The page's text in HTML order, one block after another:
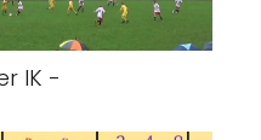
IK -